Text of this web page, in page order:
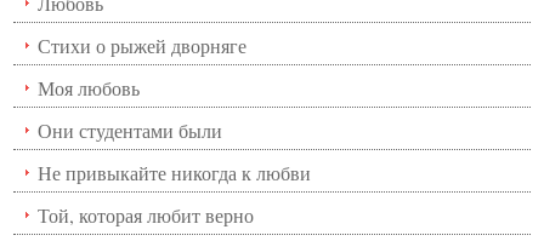
Стихи о рыжей дворняге
Моя любовь
Они студентами были
Не привыкайте никогда к любви
Той, которая любит верно